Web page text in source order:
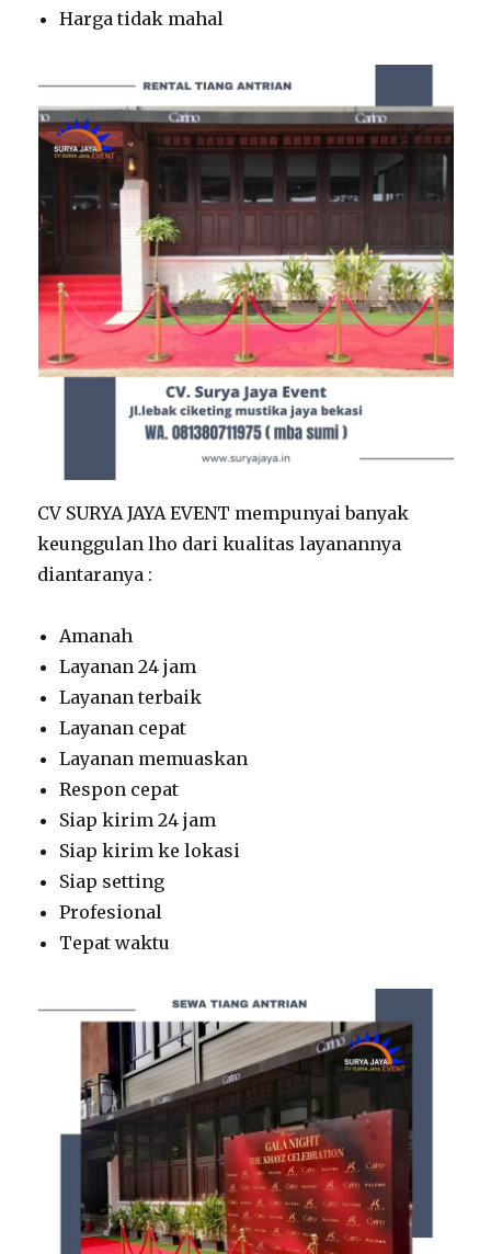
Harga tidak mahal
CV SURYA JAYA EVENT mempunyai banyak
keunggulan lho dari kualitas layanannya
diantaranya :
Amanah
Layanan 24 jam
Layanan terbaik
Layanan cepat
Layanan memuaskan
Respon cepat
Siap kirim 24 jam
Siap kirim ke lokasi
Siap setting
Profesional
Tepat waktu